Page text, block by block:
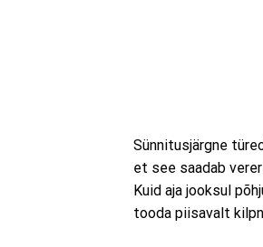
Sünnitusjärgne
et see saadab
Kuid aja jooksul
tooda piisavalt